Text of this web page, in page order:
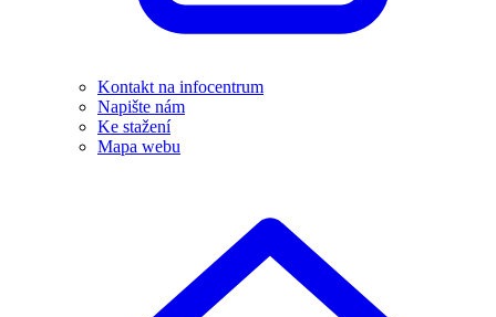
Kontakt na infocentrum
Napište nám
Ke stažení
Mapa webu